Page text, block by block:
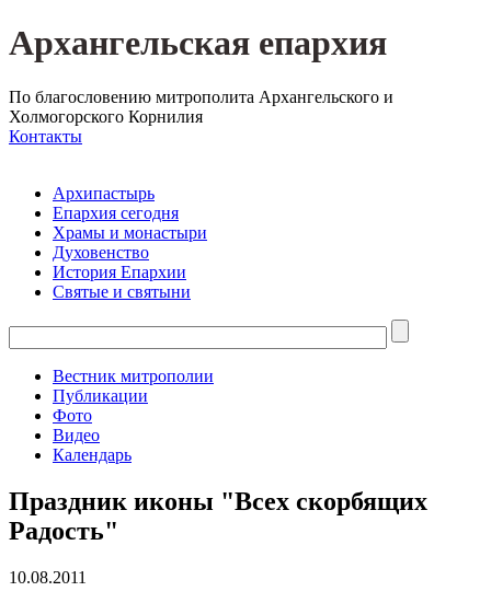
Архангельская епархия
По благословению митрополита Архангельского и
Холмогорского Корнилия
Контакты
Архипастырь
Епархия сегодня
Храмы и монастыри
Духовенство
История Епархии
Святые и святыни
Вестник митрополии
Публикации
Фото
Видео
Календарь
Праздник иконы "Всех скорбящих
Радость"
10.08.2011